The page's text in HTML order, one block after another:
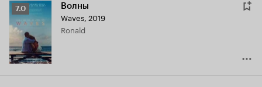
Рейтинг
Кинопоиска
7.0
7.0 Волны
Waves, 2019
Ronald